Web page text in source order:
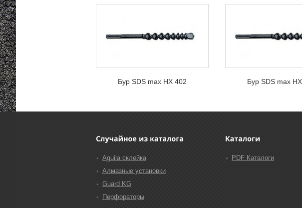
Бур SDS max HX 402 Бур SDS max
Аguila склейка
Алмазные установки
Guard KG
Перфораторы
PDF Каталоги